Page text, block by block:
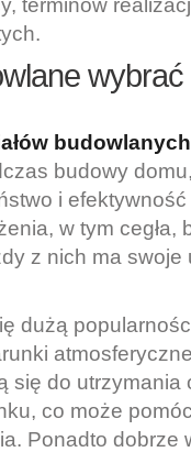
terminów
budowlanych
budowy
i
w tym cegła,
z nich ma swoje
dużą
się do utrzymania
co może
Ponadto dobrze